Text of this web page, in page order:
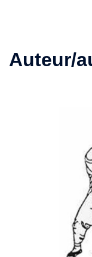
Auteur/